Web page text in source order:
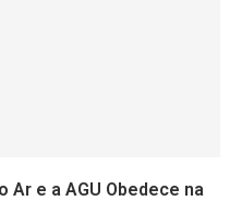
Ar e a AGU Obedece na